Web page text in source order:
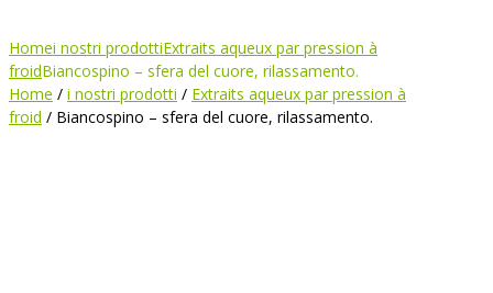
Homei nostri prodottiExtraits aqueux par pression à
froidBiancospino – sfera del cuore, rilassamento.
Home / i nostri prodotti / Extraits aqueux par pression à
froid / Biancospino – sfera del cuore, rilassamento.